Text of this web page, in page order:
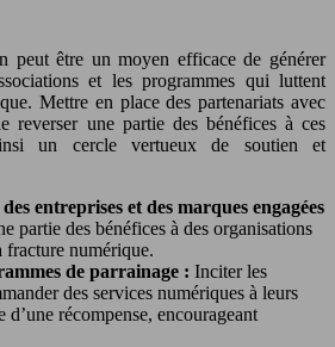
peut être un moyen efficace de générer
et les programmes qui luttent
Mettre en place des partenariats avec
reverser une partie des bénéfices à ces
un cercle vertueux de soutien et
entreprises et des marques engagées
partie des bénéfices à des organisations
numérique.
de parrainage : Inciter les
des services numériques à leurs
d’une récompense, encourageant